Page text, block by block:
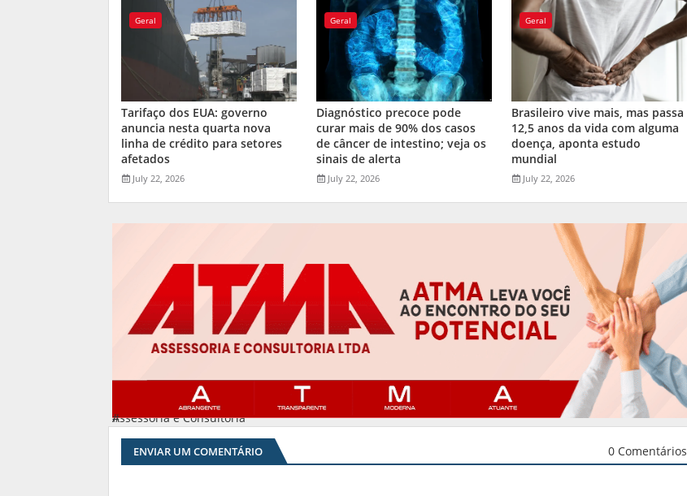
Geral
Tarifaço dos EUA: governo
anuncia nesta quarta nova
linha de crédito para setores
afetados
July 22, 2026
Geral
Diagnóstico precoce pode
curar mais de 90% dos casos
de câncer de intestino; veja os
sinais de alerta
July 22, 2026
Geral
Brasileiro vive mais, mas passa
12,5 anos da vida com alguma
doença, aponta estudo
mundial
July 22, 2026
Assessoria e Consultoria
#
ENVIAR UM COMENTÁRIO 0 Comentários